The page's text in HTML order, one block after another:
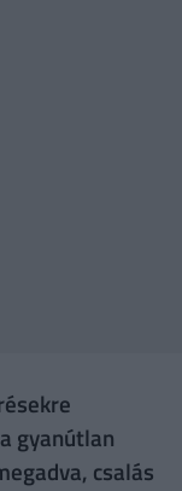
gyanútlan
csalás